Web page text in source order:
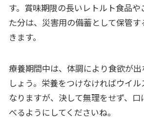
す。賞味期限の長いレトルト食品
た分は、災害用の備蓄として保管
きます。
療養期間中は、体調により食欲が
しょう。栄養をつけなければウイル
なりますが、決して無理をせず、
べるようにしてくださいね。